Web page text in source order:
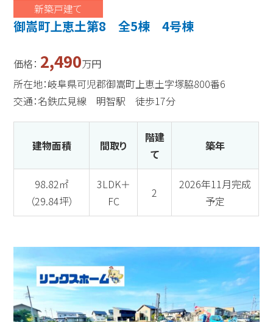
新築戸建て
御嵩町上恵土第8 全5棟 4号棟
価格： 2,490万円
所在地：岐阜県可児郡御嵩町上恵土字塚脇800番6
交通：名鉄広見線 明智駅 徒歩17分
建物面積 間取り
階建
て
築年
98.82㎡
（29.84坪）
3LDK＋
FC
2
2026年11月完成
予定